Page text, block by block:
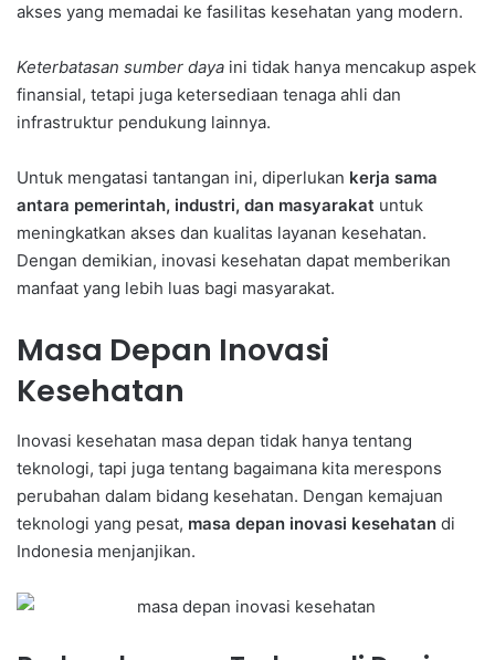
akses yang memadai ke fasilitas kesehatan yang modern.
Keterbatasan sumber daya ini tidak hanya mencakup aspek
finansial, tetapi juga ketersediaan tenaga ahli dan
infrastruktur pendukung lainnya.
Untuk mengatasi tantangan ini, diperlukan kerja sama
antara pemerintah, industri, dan masyarakat untuk
meningkatkan akses dan kualitas layanan kesehatan.
Dengan demikian, inovasi kesehatan dapat memberikan
manfaat yang lebih luas bagi masyarakat.
Masa Depan Inovasi
Kesehatan
Inovasi kesehatan masa depan tidak hanya tentang
teknologi, tapi juga tentang bagaimana kita merespons
perubahan dalam bidang kesehatan. Dengan kemajuan
teknologi yang pesat, masa depan inovasi kesehatan di
Indonesia menjanjikan.